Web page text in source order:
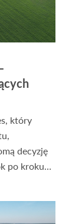
który
decyzję
po kroku
prawne i